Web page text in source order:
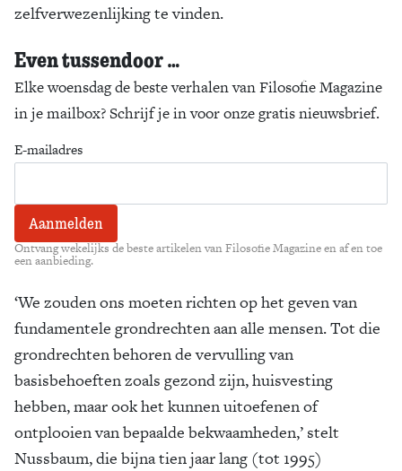
zelfverwezenlijking te vinden.
Even tussendoor …
Elke woensdag de beste verhalen van Filosofie Magazine
in je mailbox? Schrijf je in voor onze gratis nieuwsbrief.
E-mailadres
Ontvang wekelijks de beste artikelen van Filosofie Magazine en af en toe
een aanbieding.
‘We zouden ons moeten richten op het geven van
fundamentele grondrechten aan alle mensen. Tot die
grondrechten behoren de vervulling van
basisbehoeften zoals gezond zijn, huisvesting
hebben, maar ook het kunnen uitoefenen of
ontplooien van bepaalde bekwaamheden,’ stelt
Nussbaum, die bijna tien jaar lang (tot 1995)